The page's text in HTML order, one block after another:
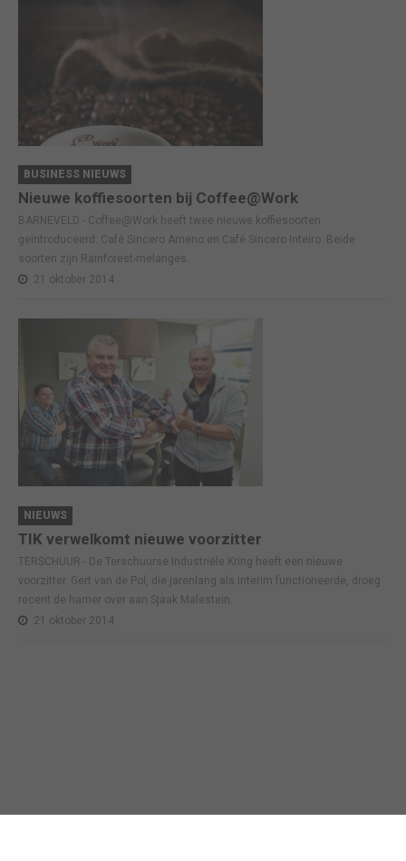
BUSINESS NIEUWS
Nieuwe koffiesoorten bij Coffee@Work
BARNEVELD - Coffee@Work heeft twee nieuwe koffiesoorten
geïntroduceerd: Café Sincero Ameno en Café Sincero Inteiro. Beide
soorten zijn Rainforest-melanges.
21 oktober 2014
NIEUWS
TIK verwelkomt nieuwe voorzitter
TERSCHUUR - De Terschuurse Industriële Kring heeft een nieuwe
voorzitter. Gert van de Pol, die jarenlang als interim functioneerde, droeg
recent de hamer over aan Sjaak Malestein.
21 oktober 2014